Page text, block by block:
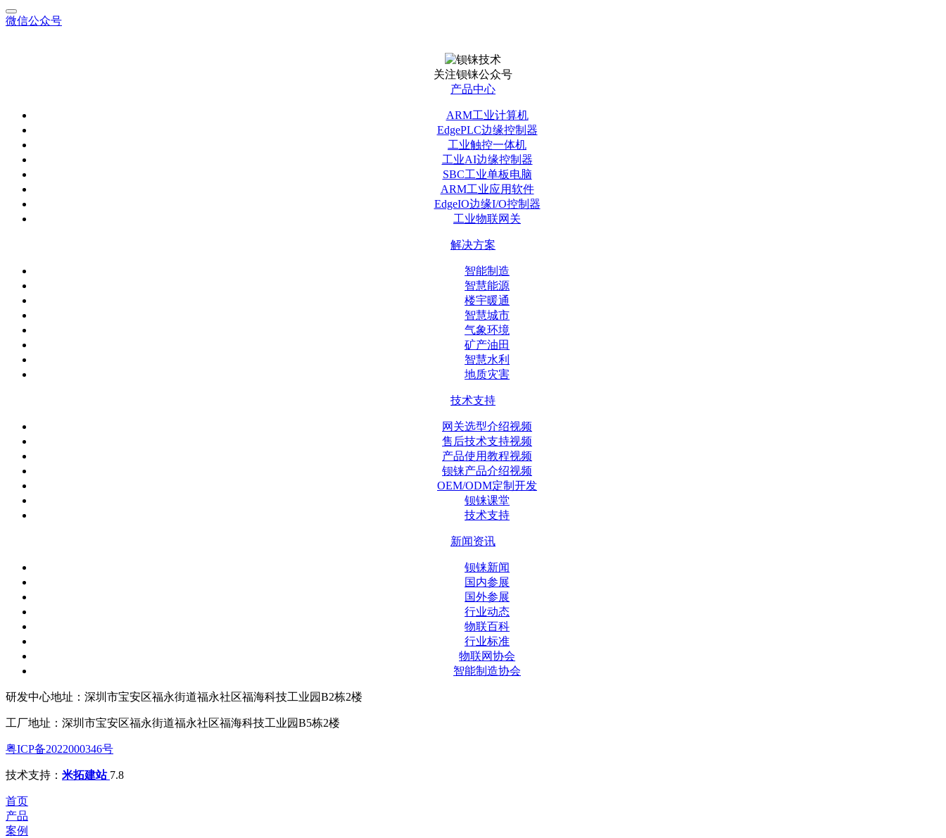
微信公众号
关注钡铼公众号
产品中心
ARM工业计算机
EdgePLC边缘控制器
工业触控一体机
工业AI边缘控制器
SBC工业单板电脑
ARM工业应用软件
EdgeIO边缘I/O控制器
工业物联网关
解决方案
智能制造
智慧能源
楼宇暖通
智慧城市
气象环境
矿产油田
智慧水利
地质灾害
技术支持
网关选型介绍视频
售后技术支持视频
产品使用教程视频
钡铼产品介绍视频
OEM/ODM定制开发
钡铼课堂
技术支持
新闻资讯
钡铼新闻
国内参展
国外参展
行业动态
物联百科
行业标准
物联网协会
智能制造协会
研发中心地址：深圳市宝安区福永街道福永社区福海科技工业园B2栋2楼
工厂地址：深圳市宝安区福永街道福永社区福海科技工业园B5栋2楼
粤ICP备2022000346号
技术支持： 米拓建站 7.8
首页
产品
案例